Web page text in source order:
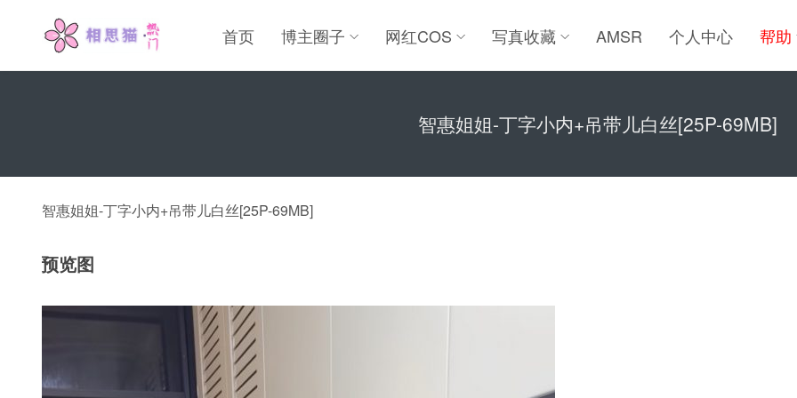
首页 博主圈子 网红COS 写真收藏 AMSR 个人中心 帮助
智惠姐姐-丁字小内+吊带儿白丝[25P-69MB]
智惠姐姐-丁字小内+吊带儿白丝[25P-69MB]
预览图